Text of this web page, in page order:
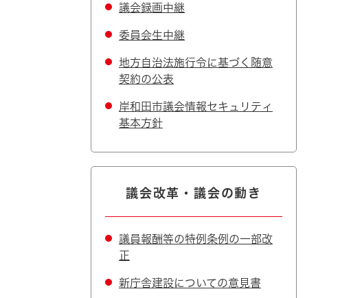
議会録画中継
委員会生中継
地方自治法施行令に基づく随意
契約の公表
岸和田市議会情報セキュリティ
基本方針
議会改革・議会の動き
議員報酬等の特例条例の一部改
正
新庁舎建設についての意見書